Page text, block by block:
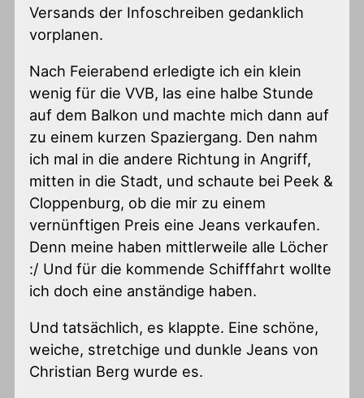
Versands der Infoschreiben gedanklich
vorplanen.
Nach Feierabend erledigte ich ein klein
wenig für die VVB, las eine halbe Stunde
auf dem Balkon und machte mich dann auf
zu einem kurzen Spaziergang. Den nahm
ich mal in die andere Richtung in Angriff,
mitten in die Stadt, und schaute bei Peek &
Cloppenburg, ob die mir zu einem
vernünftigen Preis eine Jeans verkaufen.
Denn meine haben mittlerweile alle Löcher
:/ Und für die kommende Schifffahrt wollte
ich doch eine anständige haben.
Und tatsächlich, es klappte. Eine schöne,
weiche, stretchige und dunkle Jeans von
Christian Berg wurde es.